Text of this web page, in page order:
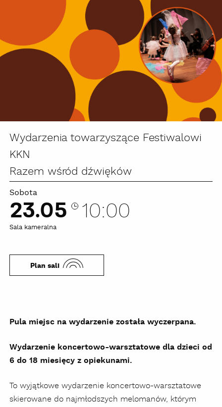
Wydarzenia towarzyszące Festiwalowi
KKN
Razem wśród dźwięków
Sobota
23.05 10:00
Sala kameralna
Plan sali
Pula miejsc na wydarzenie została wyczerpana.
Wydarzenie koncertowo-warsztatowe dla dzieci od
6 do 18 miesięcy z opiekunami.
To wyjątkowe wydarzenie koncertowo-warsztatowe
skierowane do najmłodszych melomanów, którym